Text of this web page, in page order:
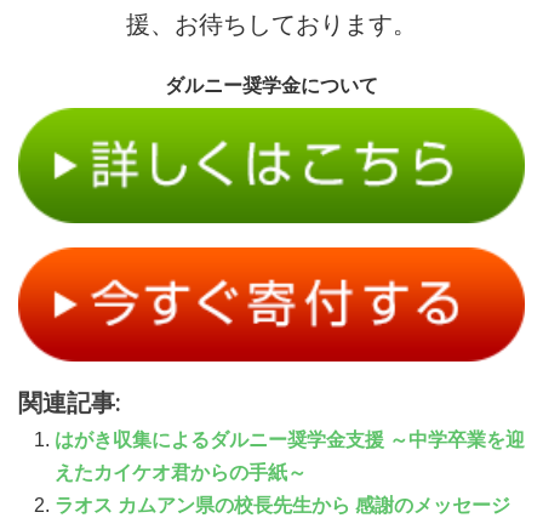
援、お待ちしております。
ダルニー奨学金について
関連記事:
はがき収集によるダルニー奨学金支援 ～中学卒業を迎
えたカイケオ君からの手紙～
ラオス カムアン県の校長先生から 感謝のメッセージ